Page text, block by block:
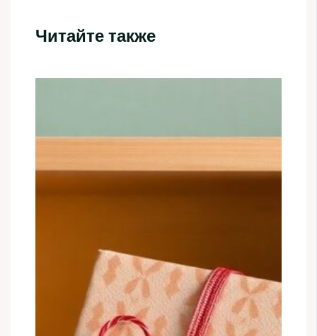
Читайте также